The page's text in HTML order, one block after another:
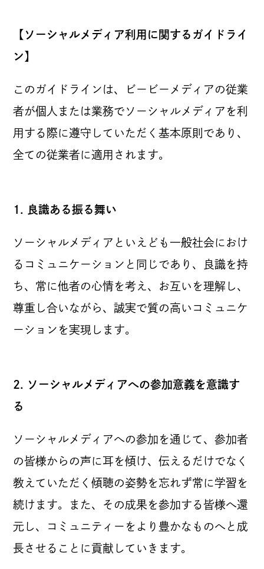
プライバシーポリシー
個人情報の開示について
ソーシャルメディアポリシー
JP EN
【ソーシャルメディア利用に関するガイドライ
ン】
このガイドラインは、ビービーメディアの従業
者が個人または業務でソーシャルメディアを利
用する際に遵守していただく基本原則であり、
全ての従業者に適用されます。
1. 良識ある振る舞い
ソーシャルメディアといえども一般社会におけ
るコミュニケーションと同じであり、良識を持
ち、常に他者の心情を考え、お互いを理解し、
尊重し合いながら、誠実で質の高いコミュニケ
ーションを実現します。
2. ソーシャルメディアへの参加意義を意識す
る
ソーシャルメディアへの参加を通じて、参加者
の皆様からの声に耳を傾け、伝えるだけでなく
教えていただく傾聴の姿勢を忘れず常に学習を
続けます。また、その成果を参加する皆様へ還
元し、コミュニティーをより豊かなものへと成
長させることに貢献していきます。